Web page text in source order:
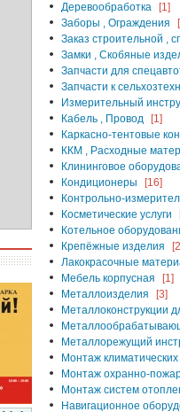
Деревообработка
[1]
Заборы , Ограждения
Заказ строительной ,
Замки , Скобяные
Запчасти для
Запчасти к
Измерительный
Кабель , Провод
[1]
Каркасно-тентовые
ККМ , Расходные
Клининговое
Кондиционеры
[16]
Контрольно-
Косметические услуги
Котельное
Крепёжные изделия
Лакокрасочные
Мебель корпусная
[1]
Металлоизделия
[3]
Металлоконструкции
Металлорежущий
Монтаж
Монтаж охранно-
Монтаж систем
Навигационное